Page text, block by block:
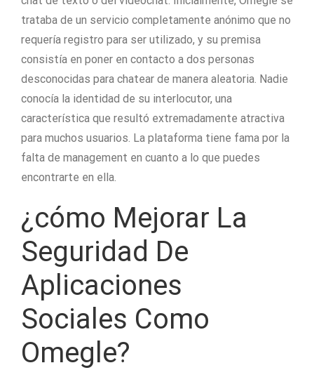
trataba de un servicio completamente anónimo que no
requería registro para ser utilizado, y su premisa
consistía en poner en contacto a dos personas
desconocidas para chatear de manera aleatoria. Nadie
conocía la identidad de su interlocutor, una
característica que resultó extremadamente atractiva
para muchos usuarios. La plataforma tiene fama por la
falta de management en cuanto a lo que puedes
encontrarte en ella.
¿cómo Mejorar La
Seguridad De
Aplicaciones
Sociales Como
Omegle?